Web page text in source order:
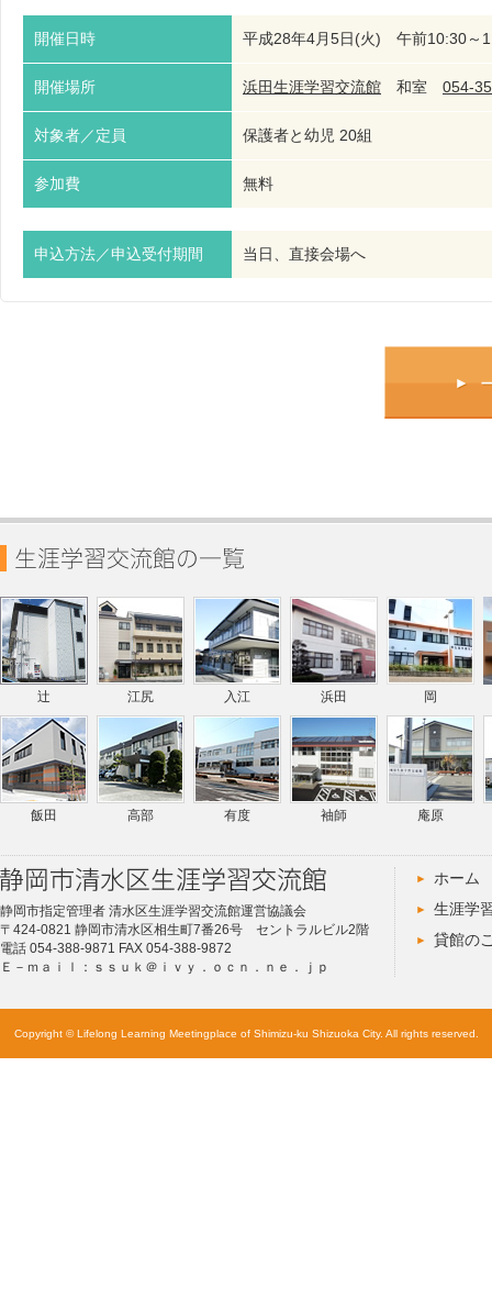
開催日時 平成28年4月5日(火) 午前10:30～
開催場所 浜田生涯学習交流館 和室 054-
対象者／定員 保護者と幼児 20組
参加費 無料
申込方法／申込受付期間 当日、直接会場へ
辻 江尻 入江 浜田 岡
飯田 高部 有度 袖師 庵原
静岡市指定管理者 清水区生涯学習交流館運営協議会
〒424-0821 静岡市清水区相生町7番26号 セントラルビル2階
電話 054-388-9871 FAX 054-388-9872
Ｅ－ｍａｉｌ：ｓｓｕｋ＠ｉｖｙ．ｏｃｎ．ｎｅ．ｊｐ
ホーム
生涯学
貸館の
Copyright © Lifelong Learning Meetingplace of Shimizu-ku Shizuoka City. All rights reserved.